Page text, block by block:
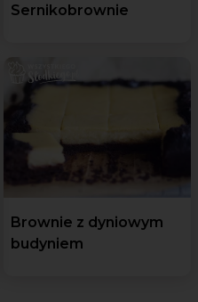
Sernikobrownie
Brownie z dyniowym
budyniem